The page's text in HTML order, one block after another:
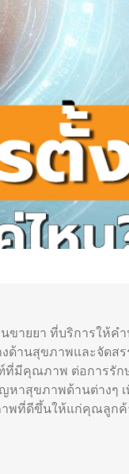
นขายยา ที่บริการให้ค
ด้านสุขภาพและจัดส
มีคุณภาพ ต่อการรัก
หาสุขภาพด้านต่างๆ
พที่ดีขึ้นให้แก่คุณลูก